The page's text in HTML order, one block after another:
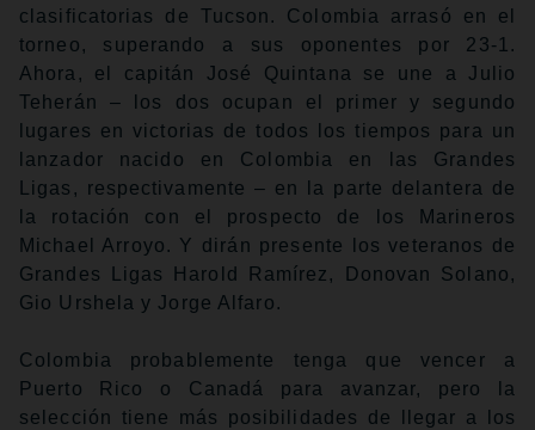
clasificatorias de Tucson. Colombia arrasó en el
torneo, superando a sus oponentes por 23-1.
Ahora, el capitán José Quintana se une a Julio
Teherán – los dos ocupan el primer y segundo
lugares en victorias de todos los tiempos para un
lanzador nacido en Colombia en las Grandes
Ligas, respectivamente – en la parte delantera de
la rotación con el prospecto de los Marineros
Michael Arroyo. Y dirán presente los veteranos de
Grandes Ligas Harold Ramírez, Donovan Solano,
Gio Urshela y Jorge Alfaro.
Colombia probablemente tenga que vencer a
Puerto Rico o Canadá para avanzar, pero la
selección tiene más posibilidades de llegar a los